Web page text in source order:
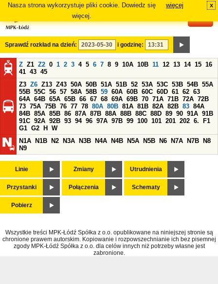
Nasza strona wykorzystuje pliki cookie. Dowiedz się
więcej.
więcej x
Sprawdź rozkład na dzień: i godzinę:
Z Z1 Z2 0 1 2 3 4 5 6 7 8 9 10A 10B 11 12 13 14 15 16
41 43 45
Z3 Z6 Z13 Z43 50A 50B 51A 51B 52 53A 53C 53B 54B 55A
55B 55C 56 57 58A 58B 59 60A 60B 60C 60D 61 62 63
64A 64B 65A 65B 66 67 68 69A 69B 70 71A 71B 72A 72B
73 75A 75B 76 77 78 80A 80B 81A 81B 82A 82B 83 84A
84B 85A 85B 86 87A 87B 88A 88B 88C 88D 89 90 91A 91B
91C 92A 92B 93 94 96 97A 97B 99 100 101 201 202 6.
F1
G1 G2 H
W
N1A
N1B N2 N3A N3B N4A N4B N5A N5B N6 N7A N7B
N8
N9
Linie Zmiany Utrudnienia
Przystanki Połączenia Schematy
Pobierz
Wszystkie treści MPK-Łódź Spółka z o.o. opublikowane na niniejszej stronie są
chronione prawem autorskim. Kopiowanie i rozpowszechnianie ich bez pisemnej
zgody MPK-Łódź Spółka z o.o. dla celów innych niż potrzeby własne jest
zabronione.